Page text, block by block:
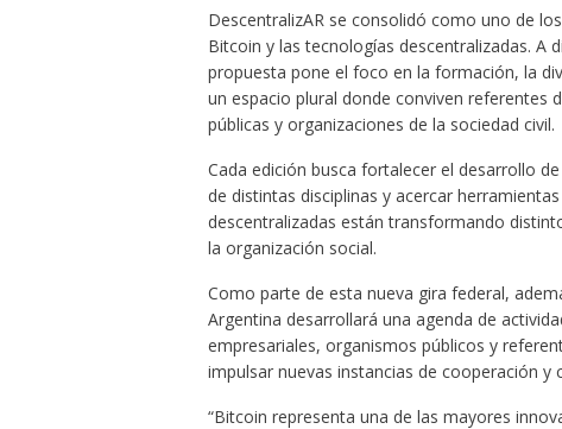
DescentralizAR se consolidó como uno de
Bitcoin y las tecnologías descentralizadas. A
propuesta pone el foco en la formación, la
un espacio plural donde conviven referentes
públicas y organizaciones de la sociedad civil.
Cada edición busca fortalecer el desarrollo
de distintas disciplinas y acercar
descentralizadas están transformando
la organización social.
Como parte de esta nueva gira federal,
Argentina desarrollará una agenda de
empresariales, organismos públicos y
impulsar nuevas instancias de cooperación y
“Bitcoin representa una de las mayores